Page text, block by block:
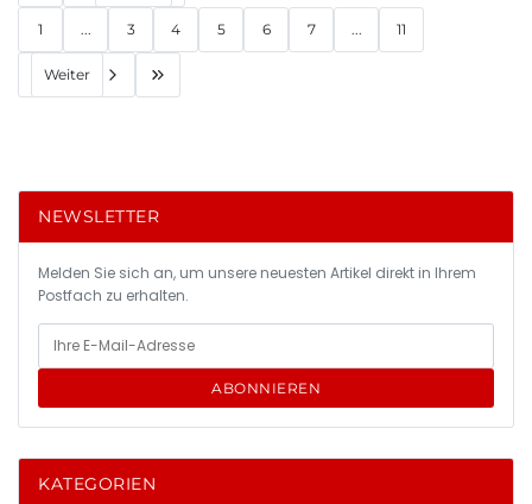
1 ... 3 4 5 6 7 ... 11
Weiter
NEWSLETTER
Melden Sie sich an, um unsere neuesten Artikel direkt in Ihrem
Postfach zu erhalten.
ABONNIEREN
KATEGORIEN